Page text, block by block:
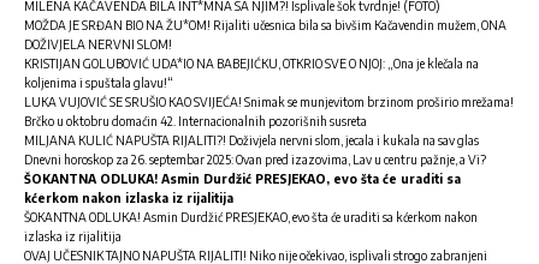
MILENA KAČAVENDA BILA INT*MNA SA NJIM?! Isplivale šok tvrdnje! (FOTO)
MOŽDA JE SRĐAN BIO NA ŽU*OM! Rijaliti učesnica bila sa bivšim Kačavendin mužem, ONA
DOŽIVJELA NERVNI SLOM!
KRISTIJAN GOLUBOVIĆ UDA*IO NA BABEJIĆKU, OTKRIO SVE O NJOJ: „Ona je klečala na
koljenima i spuštala glavu!“
LUKA VUJOVIĆ SE SRUŠIO KAO SVIJEĆA! Snimak se munjevitom brzinom proširio mrežama!
Brčko u oktobru domaćin 42. Internacionalnih pozorišnih susreta
MILJANA KULIĆ NAPUŠTA RIJALITI?! Doživjela nervni slom, jecala i kukala na sav glas
Dnevni horoskop za 26. septembar 2025: Ovan pred izazovima, Lav u centru pažnje, a Vi?
ŠOKANTNA ODLUKA! Asmin Durdžić PRESJEKAO, evo šta će uraditi sa
kćerkom nakon izlaska iz rijalitija
ŠOKANTNA ODLUKA! Asmin Durdžić PRESJEKAO, evo šta će uraditi sa kćerkom nakon
izlaska iz rijalitija
OVAJ UČESNIK TAJNO NAPUŠTA RIJALITI! Niko nije očekivao, isplivali strogo zabranjeni